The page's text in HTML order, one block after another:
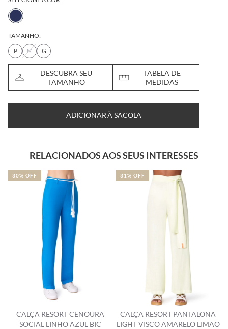
TAMANHO:
P
M G
DESCUBRA SEU
TAMANHO
TABELA DE
MEDIDAS
ADICIONAR À SACOLA
RELACIONADOS AOS SEUS INTERESSES
CALÇA RESORT CENOURA
SOCIAL LINHO AZUL BIC
30% OFF
CALÇA RESORT PANTALONA
LIGHT VISCO AMARELO LIMAO
31% OFF